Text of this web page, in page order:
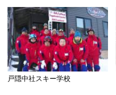
戸隠中社スキー学校